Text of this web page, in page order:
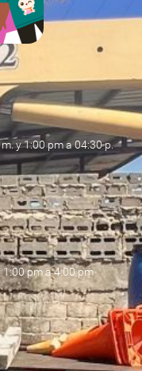
y 1:00 pm a 04:30 p.
1:00 pm a 4:00 pm